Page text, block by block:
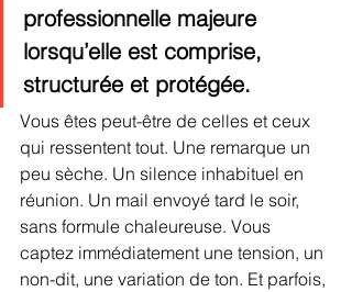
professionnelle majeure
lorsqu’elle est comprise,
structurée et protégée.
Vous êtes peut-être de celles et ceux
qui ressentent tout. Une remarque un
peu sèche. Un silence inhabituel en
réunion. Un mail envoyé tard le soir,
sans formule chaleureuse. Vous
captez immédiatement une tension, un
non-dit, une variation de ton. Et parfois,